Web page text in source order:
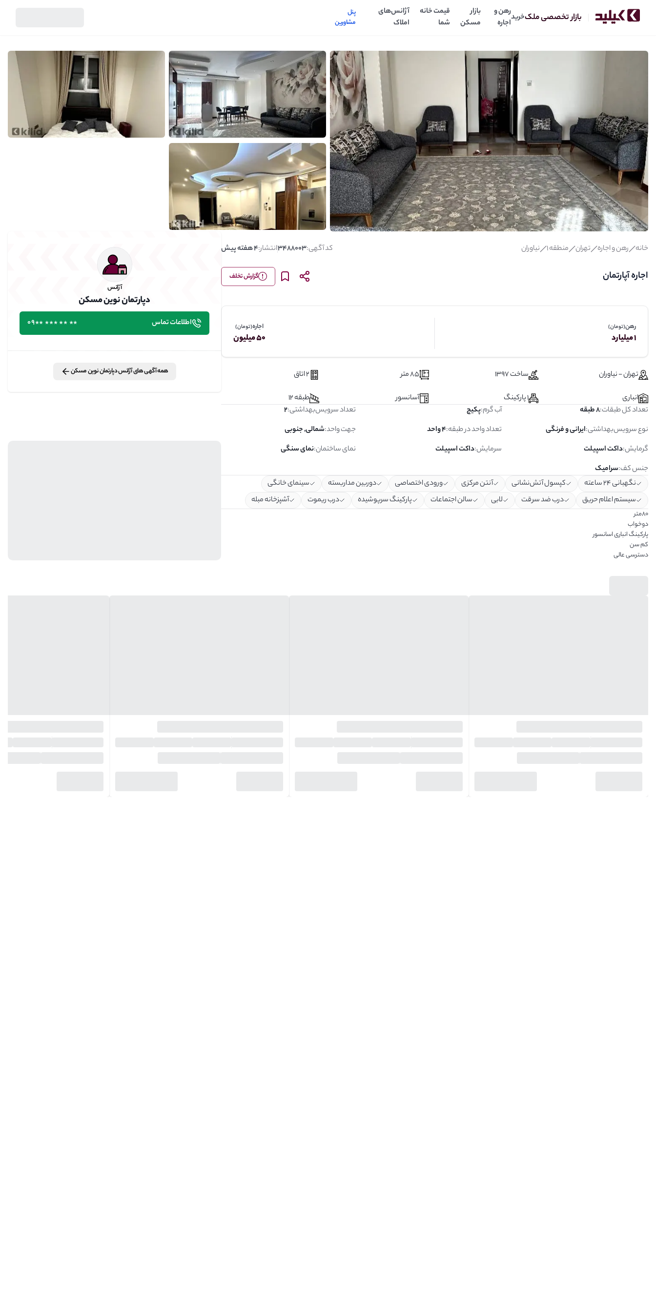
بازار تخصصی ملکخریدرهن و
اجاره
بازار
مسکن
قیمت خانه
شما
آژانس‌های
املاک
پنل
مشاورین
خانه رهن و اجاره تهران منطقه 1 نیاوران کد آگهی:3488003انتشار:4 هفته پیش
اجاره آپارتمان گزارش تخلف
رهن(تومان)
1 میلیارد
اجاره(تومان)
50 میلیون
تهران - نیاوران ساخت 1397 85 متر
2 اتاق
انباری
1 پارکینگ آسانسور
طبقه 12
تعداد کل طبقات:8 طبقه آب گرم:پکیج تعداد سرویس‌بهداشتی:
2
نوع سرویس‌بهداشتی:ایرانی و فرنگی تعداد واحد در طبقه:4 واحد جهت واحد:شمالی, جنوبی
گرمایش:داکت اسپیلت سرمایش:داکت اسپیلت نمای ساختمان:نمای سنگی
جنس کف:سرامیک
نگهبانی ۲۴ ساعته
کپسول آتش‌نشانی آنتن مرکزی ورودی اختصاصی دوربین مداربسته
سینمای خانگی
سیستم اعلام حریق
درب ضد سرقت لابی سالن اجتماعات پارکینگ سرپوشیده درب ریموت آشپزخانه مبله
80متر
دوخواب
پارکینگ انباری اسانسور
کم سن
دسترسی عالی
اجاره آپارتمانرهن:1میلیارداجاره:50میلیارد دپارتمان نوین مسکن اطلاعات تماس
آژانس
دپارتمان نوین مسکن
اطلاعات تماس ٭٭ ٭٭ ٭٭٭ ٭٭09
همه آگهی هایآژانسدپارتمان نوین مسکن